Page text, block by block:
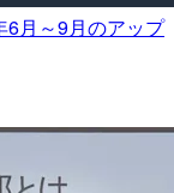
6月～9月のアップ